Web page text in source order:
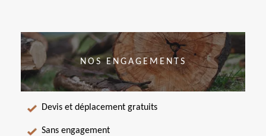
NOS ENGAGEMENTS
Devis et déplacement gratuits
Sans engagement